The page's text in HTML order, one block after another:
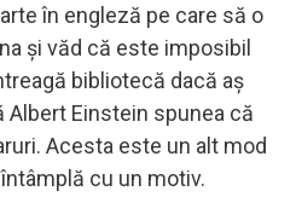
în engleză pe care să o
și văd că este imposibil
bibliotecă dacă aș
Einstein spunea că
Acesta este un alt mod
cu un motiv.